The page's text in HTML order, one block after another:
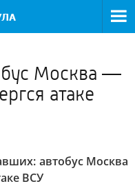
Москва —
атаке
автобус Москва
ВСУ